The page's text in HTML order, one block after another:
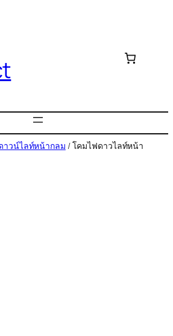
าวน์ไลท์หน้ากลม / โคมไฟดาวไลท์หน้า